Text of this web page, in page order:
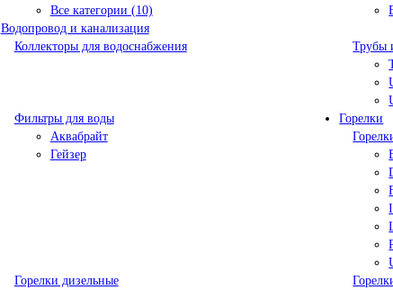
Все категории (10)
Водопровод и канализация
Коллекторы для водоснабжения
Трубы
Фильтры для воды
Аквабрайт
Гейзер
Горелки
Горелки дизельные